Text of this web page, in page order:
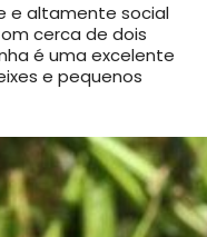
e altamente social
cerca de dois
é uma excelente
e pequenos